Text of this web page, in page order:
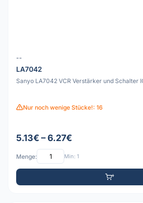
--
LA7042
Sanyo LA7042 VCR Verstärker und Schalter
Nur noch wenige Stücke!: 16
5.13€ – 6.27€
Menge: Min: 1